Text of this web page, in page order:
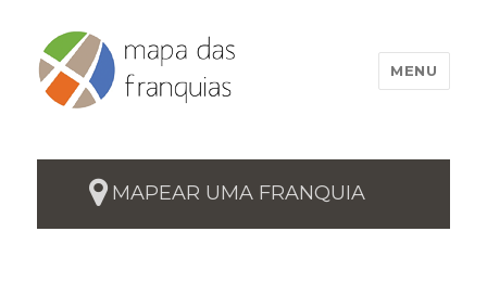
MENU
MAPEAR UMA FRANQUIA